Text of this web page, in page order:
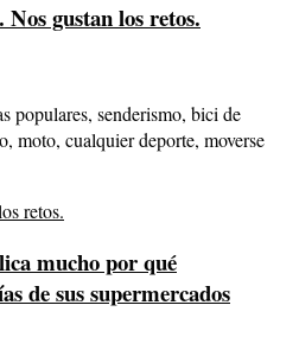
gustan los retos.
populares, senderismo, bici de
moto, cualquier deporte, moverse
mucho por qué
de sus supermercados